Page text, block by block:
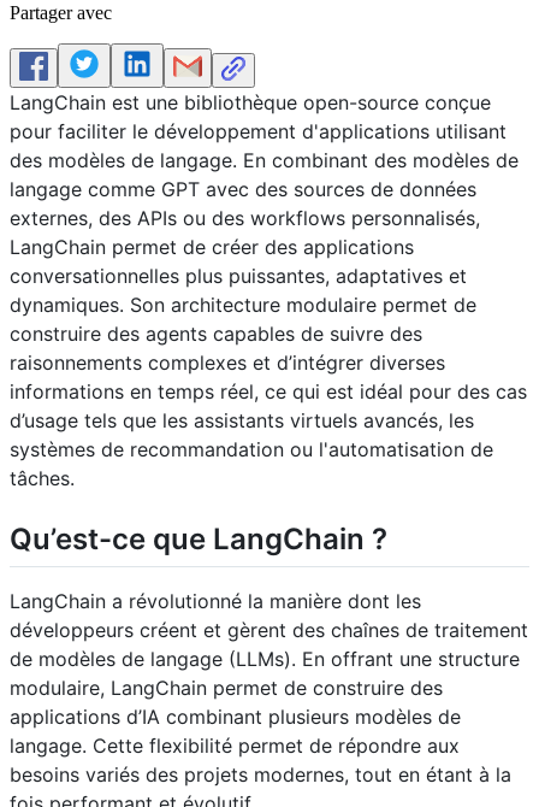
Partager avec
LangChain est une bibliothèque open-source conçue
pour faciliter le développement d'applications utilisant
des modèles de langage. En combinant des modèles de
langage comme GPT avec des sources de données
externes, des APIs ou des workflows personnalisés,
LangChain permet de créer des applications
conversationnelles plus puissantes, adaptatives et
dynamiques. Son architecture modulaire permet de
construire des agents capables de suivre des
raisonnements complexes et d’intégrer diverses
informations en temps réel, ce qui est idéal pour des cas
d’usage tels que les assistants virtuels avancés, les
systèmes de recommandation ou l'automatisation de
tâches.
Qu’est-ce que LangChain ?
LangChain a révolutionné la manière dont les
développeurs créent et gèrent des chaînes de traitement
de modèles de langage (LLMs). En offrant une structure
modulaire, LangChain permet de construire des
applications d’IA combinant plusieurs modèles de
langage. Cette flexibilité permet de répondre aux
besoins variés des projets modernes, tout en étant à la